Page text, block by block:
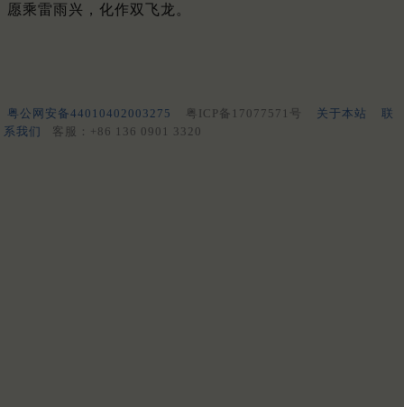
愿乘雷雨兴，化作双飞龙。
粤公网安备44010402003275 粤ICP备17077571号 关于本站
联
系我们
客服：+86 136 0901 3320